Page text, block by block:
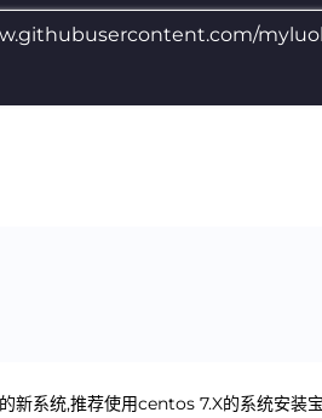
系统,推荐使用centos 7.X的系统安装